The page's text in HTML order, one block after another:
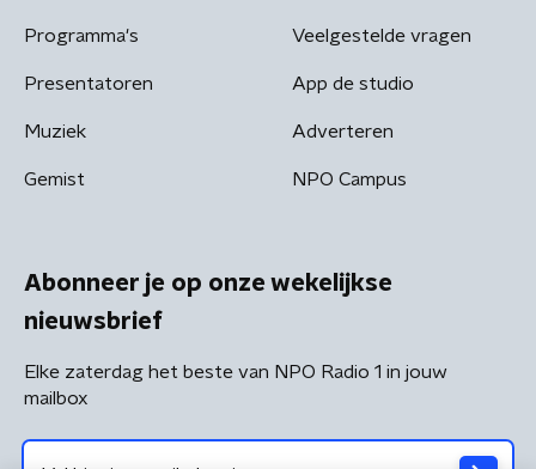
Programma's
Presentatoren
Muziek
Gemist
Veelgestelde vragen
App de studio
Adverteren
NPO Campus
Abonneer je op onze wekelijkse
nieuwsbrief
Elke zaterdag het beste van NPO Radio 1 in jouw
mailbox